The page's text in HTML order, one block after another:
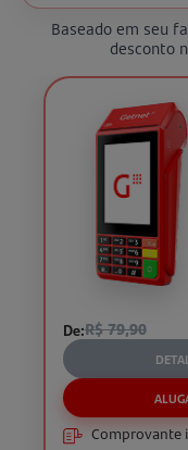
Baseado em seu
desconto
De:R$ 79,90
Comprovante